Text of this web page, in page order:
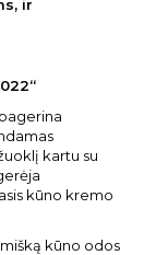
ir
kartu su
kūno kremo
kūno odos